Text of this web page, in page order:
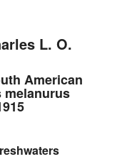
L. O.
American
melanurus